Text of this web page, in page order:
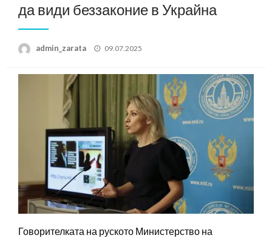
да види беззаконие в Украйна
admin_zarata
Posted
09.07.2025
Говорителката на руското Министерство на